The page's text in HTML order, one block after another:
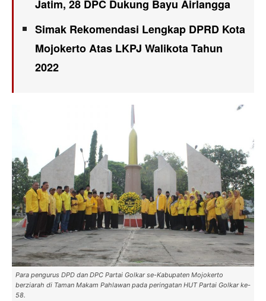
Jatim, 28 DPC Dukung Bayu Airlangga
Simak Rekomendasi Lengkap DPRD Kota
Mojokerto Atas LKPJ Walikota Tahun
2022
Para pengurus DPD dan DPC Partai Golkar se-Kabupaten Mojokerto
berziarah di Taman Makam Pahlawan pada peringatan HUT Partai Golkar ke-
58.